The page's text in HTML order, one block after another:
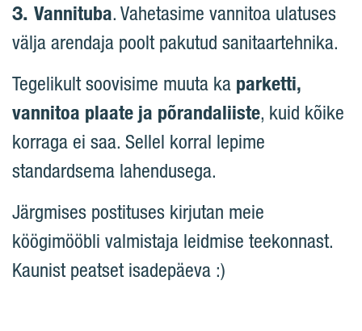
3. Vannituba. Vahetasime vannitoa ulatuses
välja arendaja poolt pakutud sanitaartehnika.
Tegelikult soovisime muuta ka parketti,
vannitoa plaate ja põrandaliiste, kuid kõike
korraga ei saa. Sellel korral lepime
standardsema lahendusega.
Järgmises postituses kirjutan meie
köögimööbli valmistaja leidmise teekonnast.
Kaunist peatset isadepäeva :)